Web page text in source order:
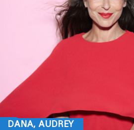
DANA, AUDREY